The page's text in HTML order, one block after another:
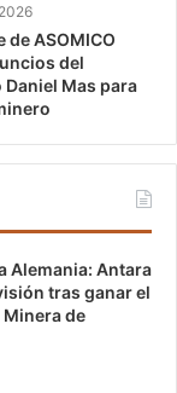
de ASOMICO
del
Mas para
Alemania: Antara
tras ganar el
de